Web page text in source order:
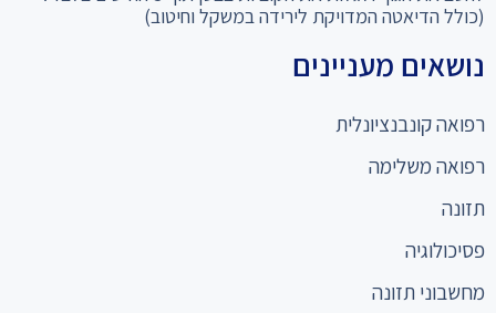
נושאים מעניינים
רפואה קונבנציונלית
רפואה משלימה
תזונה
פסיכולוגיה
מחשבוני תזונה
כניסה למומחים